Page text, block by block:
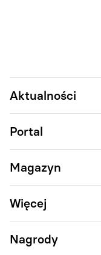
Aktualności
Portal
Magazyn
Więcej
Nagrody